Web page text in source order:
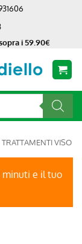
i 59.90€
TRATTAMENTI VISO
minuti e il tuo